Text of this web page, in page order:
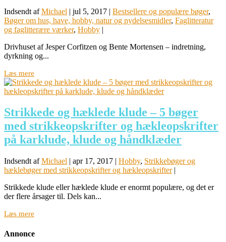
Indsendt afMichael | jul 5, 2017 | Bestsellere og populære bøger,
Bøger om hus, have, hobby, natur og nydelsesmidler, Faglitteratur
og faglitterære værker, Hobby |
Drivhuset af Jesper Corfitzen og Bente Mortensen – indretning,
dyrkning og...
Læs mere
Strikkede og hæklede klude – 5 bøger
med strikkeopskrifter og hækleopskrifter
på karklude, klude og håndklæder
Indsendt afMichael | apr 17, 2017 | Hobby, Strikkebøger og
hæklebøger med strikkeopskrifter og hækleopskrifter|
Strikkede klude eller hæklede klude er enormt populære, og det er
der flere årsager til. Dels kan...
Læs mere
Annonce